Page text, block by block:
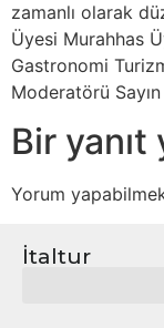
zamanlı olarak
Üyesi Murahhas
Gastronomi
Moderatörü
Bir yanıt
Yorum
İtaltur